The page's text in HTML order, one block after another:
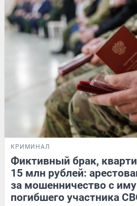
КРИМИНАЛ
Фиктивный брак,
15 млн рублей:
за мошенничество с
погибшего участника